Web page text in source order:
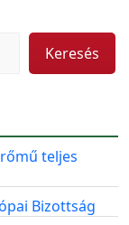
Keresés
teljes
Bizottság